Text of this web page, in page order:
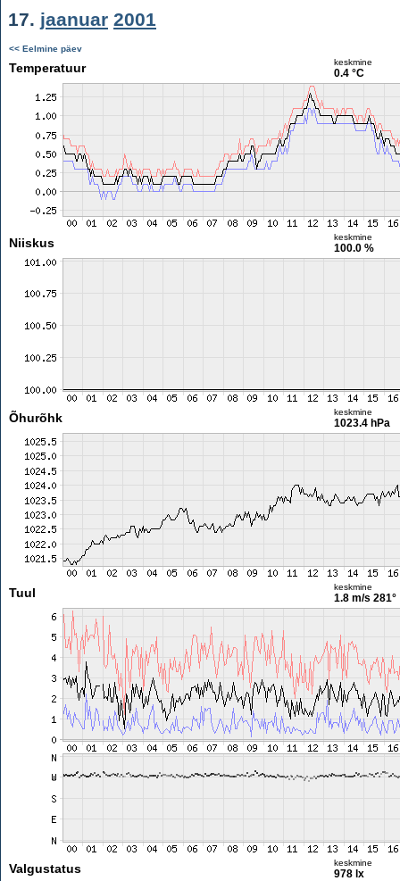
17. jaanuar 2001
<< Eelmine päev
Temperatuur keskmine
0.4 °C
Niiskus keskmine
100.0 %
Õhurõhk keskmine
1023.4 hPa
Tuul keskmine
1.8 m/s 281°
Valgustatus keskmine
978 lx